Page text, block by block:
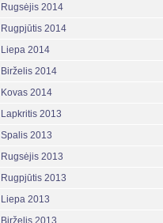
Rugsėjis 2014
Rugpjūtis 2014
Liepa 2014
Birželis 2014
Kovas 2014
Lapkritis 2013
Spalis 2013
Rugsėjis 2013
Rugpjūtis 2013
Liepa 2013
Birželis 2013